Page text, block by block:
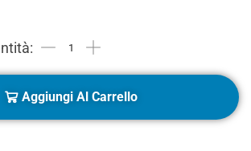
Aggiungi Al Carrello